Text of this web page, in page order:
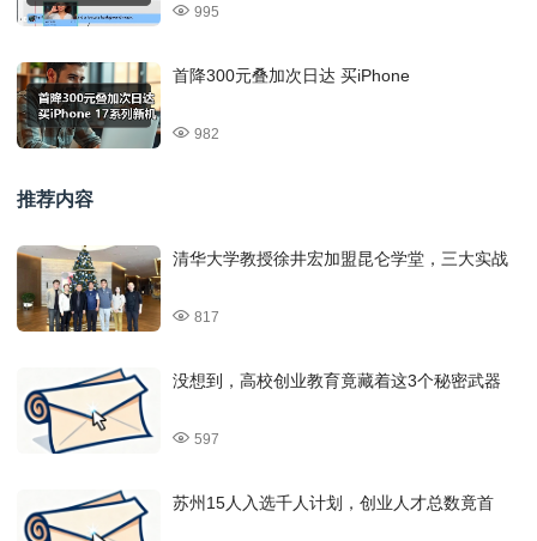
995
首降300元叠加次日达 买iPhone
982
推荐内容
清华大学教授徐井宏加盟昆仑学堂，三大实战
817
没想到，高校创业教育竟藏着这3个秘密武器
597
苏州15人入选千人计划，创业人才总数竟首